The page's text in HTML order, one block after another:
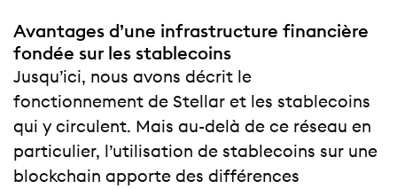
Avantages d’une infrastructure financière
fondée sur les stablecoins
Jusqu’ici, nous avons décrit le
fonctionnement de Stellar et les stablecoins
qui y circulent. Mais au-delà de ce réseau en
particulier, l’utilisation de stablecoins sur une
blockchain apporte des différences